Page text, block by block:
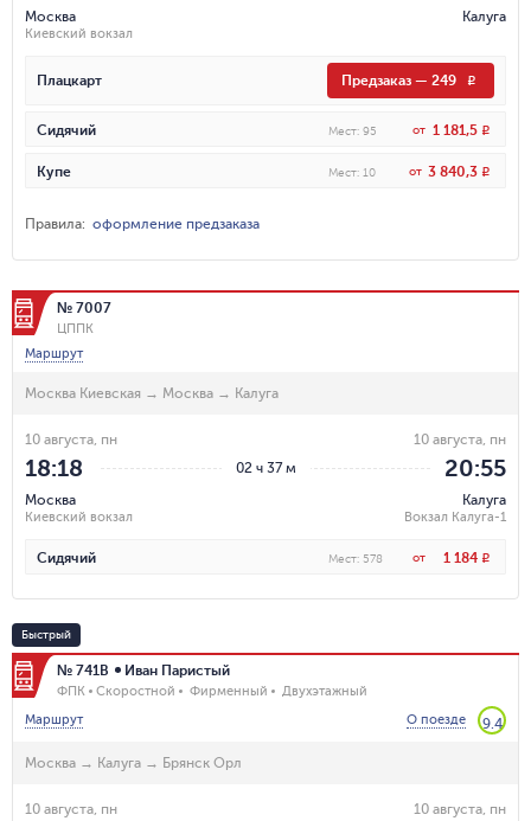
Москва
Киевский вокзал
Калуга
Плацкарт Предзаказ — 249 R
Сидячий Мест: 95 от 1 181,5 R
Купе Мест: 10 от 3 840,3 R
Правила: оформление предзаказа
№ 7007
ЦППК
Маршрут
Москва Киевская → Москва → Калуга
02 ч 37 м
10 августа, пн
18:18
Москва
Киевский вокзал
10 августа, пн
20:55
Калуга
Вокзал Калуга-1
Сидячий Мест: 578 от 1 184 R
Быстрый
№ 741В Иван Паристый
ФПК Скоростной Фирменный
Двухэтажный
Маршрут
О поезде 9.4
Москва → Калуга → Брянск Орл
10 августа, пн 10 августа, пн